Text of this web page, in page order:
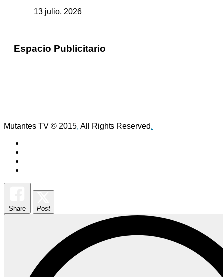
13 julio, 2026
Espacio Publicitario
Mutantes TV © 2015, All Rights Reserved.
Share Post